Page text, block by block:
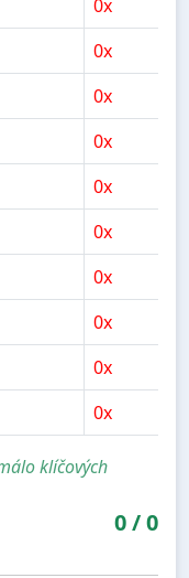
0x
0x
0x
0x
0x
0x
0x
0x
0x
0x
klíčových
0/0